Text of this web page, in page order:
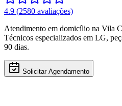
4.9 (2580 avaliações)
Atendimento em domicílio na Vila
Técnicos especializados em LG,
90 dias.
Solicitar Agendamento